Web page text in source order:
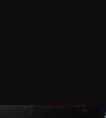
WWE Raw 9 marzo 2026: sfida tra